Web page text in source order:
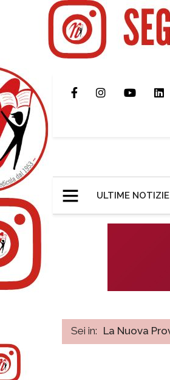
ULTIME NOTIZIE
Sei in: La Nuova